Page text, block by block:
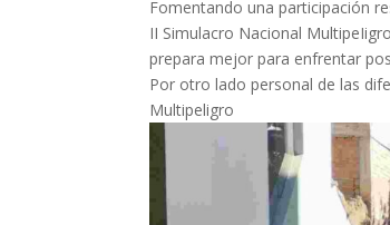
Fomentando una participación
II Simulacro Nacional
prepara mejor para enfrentar
Por otro lado personal de las
Multipeligro